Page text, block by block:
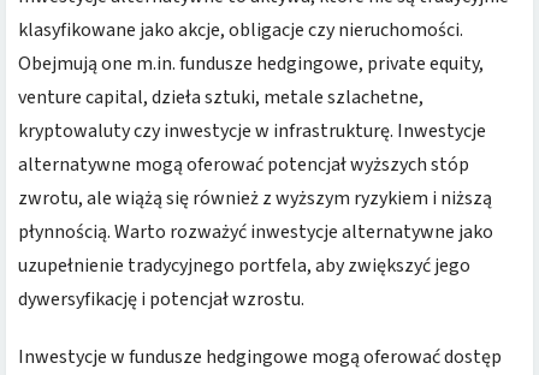
klasyfikowane jako akcje, obligacje czy nieruchomości.
Obejmują one m.in. fundusze hedgingowe, private equity,
venture capital, dzieła sztuki, metale szlachetne,
kryptowaluty czy inwestycje w infrastrukturę. Inwestycje
alternatywne mogą oferować potencjał wyższych stóp
zwrotu, ale wiążą się również z wyższym ryzykiem i niższą
płynnością. Warto rozważyć inwestycje alternatywne jako
uzupełnienie tradycyjnego portfela, aby zwiększyć jego
dywersyfikację i potencjał wzrostu.
Inwestycje w fundusze hedgingowe mogą oferować dostęp